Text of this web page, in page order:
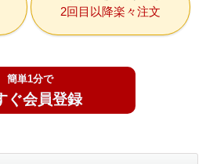
2回目以降楽々注文
簡単1分で
ぐ会員登録